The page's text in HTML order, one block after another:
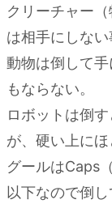
クリーチャー
は相手にしない
動物は倒して
もならない。
ロボットは倒
が、硬い上にほ
グールはCaps
以下なので倒し